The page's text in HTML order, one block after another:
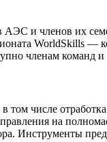
и членов их
WorldSkills
членам команд и
числе
на
Инструменты